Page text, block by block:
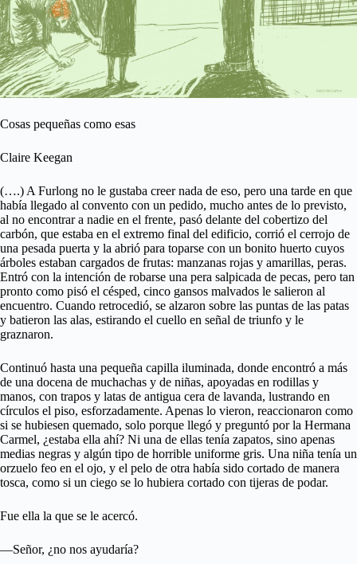
Cosas pequeñas como esas
Claire Keegan
(….) A Furlong no le gustaba creer nada de eso, pero una tarde en que
había llegado al convento con un pedido, mucho antes de lo previsto,
al no encontrar a nadie en el frente, pasó delante del cobertizo del
carbón, que estaba en el extremo final del edificio, corrió el cerrojo de
una pesada puerta y la abrió para toparse con un bonito huerto cuyos
árboles estaban cargados de frutas: manzanas rojas y amarillas, peras.
Entró con la intención de robarse una pera salpicada de pecas, pero tan
pronto como pisó el césped, cinco gansos malvados le salieron al
encuentro. Cuando retrocedió, se alzaron sobre las puntas de las patas
y batieron las alas, estirando el cuello en señal de triunfo y le
graznaron.
Continuó hasta una pequeña capilla iluminada, donde encontró a más
de una docena de muchachas y de niñas, apoyadas en rodillas y
manos, con trapos y latas de antigua cera de lavanda, lustrando en
círculos el piso, esforzadamente. Apenas lo vieron, reaccionaron como
si se hubiesen quemado, solo porque llegó y preguntó por la Hermana
Carmel, ¿estaba ella ahí? Ni una de ellas tenía zapatos, sino apenas
medias negras y algún tipo de horrible uniforme gris. Una niña tenía un
orzuelo feo en el ojo, y el pelo de otra había sido cortado de manera
tosca, como si un ciego se lo hubiera cortado con tijeras de podar.
Fue ella la que se le acercó.
—Señor, ¿no nos ayudaría?